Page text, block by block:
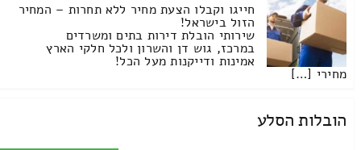
חייגו וקבלו הצעת מחיר ללא תחרות – המחיר
הזול בישראל!
שירותי הובלת דירות בתים ומשרדים
במרכז, גוש דן והשרון ולכל חלקי הארץ
אמינות ודייקנות מעל הכל!
מחירי […]
הובלות הסלע